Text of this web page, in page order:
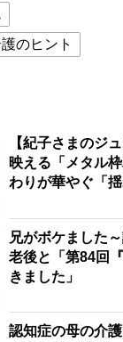
のヒント
ジャー
イバル術
【紀子さまのジ
映える「メタル
わりが華やぐ「
兄がボケました
老後と「第84回
きました」
認知症の母の介